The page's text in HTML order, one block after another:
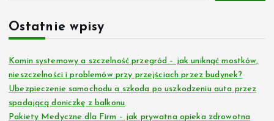
Ostatnie wpisy
Komin systemowy a szczelność przegród – jak uniknąć mostków,
nieszczelności i problemów przy przejściach przez budynek?
Ubezpieczenie samochodu a szkoda po uszkodzeniu auta przez
spadającą doniczkę z balkonu
Pakiety Medyczne dla Firm – jak prywatna opieka zdrowotna